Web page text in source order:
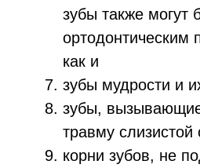
зубы также могут
ортодонтическим
как и
зубы мудрости и
зубы,
травму слизистой
корни зубов, не